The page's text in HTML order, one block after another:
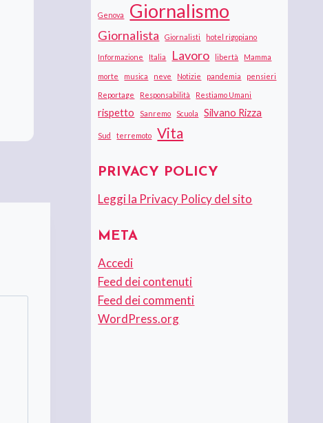
Genova Giornalismo
Giornalista Giornalisti hotel rigopiano
Informazione Italia Lavoro libertà Mamma
morte musica neve Notizie pandemia pensieri
Reportage Responsabilità Restiamo Umani
rispetto Sanremo Scuola Silvano Rizza
Sud terremoto Vita
PRIVACY POLICY
Leggi la Privacy Policy del sito
META
Accedi
Feed dei contenuti
Feed dei commenti
WordPress.org